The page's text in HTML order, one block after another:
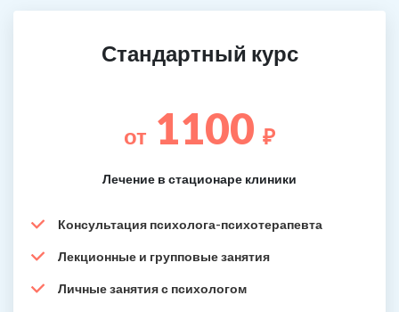
Стандартный курс
от 1100 ₽
Лечение в стационаре клиники
Консультация психолога-психотерапевта
Лекционные и групповые занятия
Личные занятия с психологом